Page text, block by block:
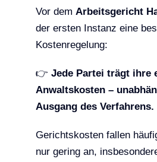
Vor dem Arbeitsgericht
der ersten Instanz eine
Kostenregelung:
👉 Jede Partei trägt ihre
Anwaltskosten –
Ausgang des Verfahrens.
Gerichtskosten fallen
nur gering an,